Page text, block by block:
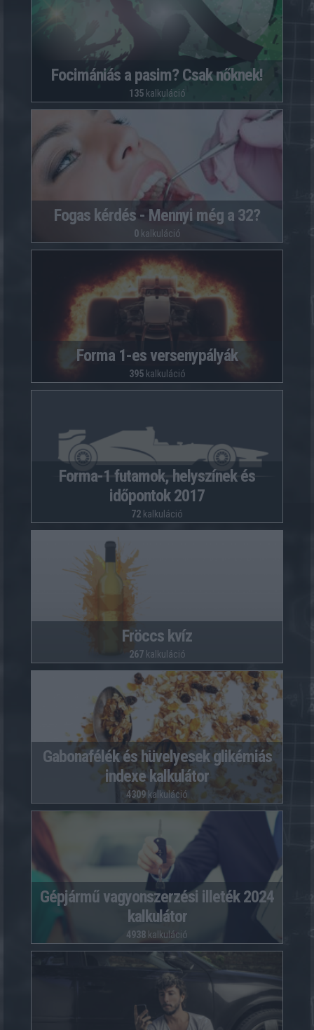
Focimániás a pasim? Csak nőknek!
135kalkuláció
Fogas kérdés - Mennyi még a 32?
0kalkuláció
Forma 1-es versenypályák
395kalkuláció
Forma-1 futamok, helyszínek és
időpontok 2017
72 kalkuláció
Fröccs kvíz
267kalkuláció
Gabonafélék és hüvelyesek glikémiás
indexe kalkulátor
4309 kalkuláció
Gépjármű vagyonszerzési illeték 2024
kalkulátor
4938 kalkuláció